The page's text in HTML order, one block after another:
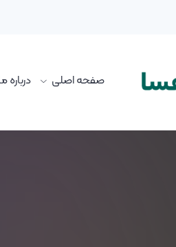
صفحه اصلی درباره